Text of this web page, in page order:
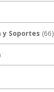
y Soportes (66)